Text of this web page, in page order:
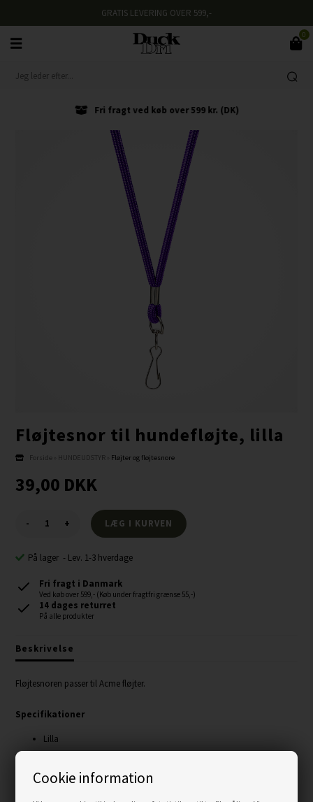
GRATIS LEVERING OVER 599,-
Cookie information
0
Fri fragt ved køb over 599 kr. (DK)
Fløjtesnor til hundefløjte, lilla
Forside HUNDEUDSTYR Fløjter og fløjtesnore
39,00 DKK
- +
På lager - Lev. 1-3 hverdage
Fri fragt i Danmark
Ved køb over 599,- (Køb under fragtfri grænse 55,-)
14 dages returret
På alle produkter
Beskrivelse
Fløjtesnoren passer til Acme fløjter.
Specifikationer
Lilla
3 mm.